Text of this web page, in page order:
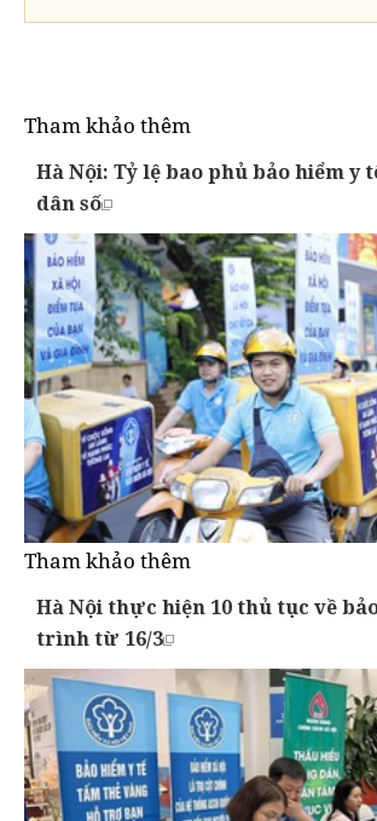
Tham khảo thêm
Hà Nội: Tỷ lệ bao phủ bảo hiểm y
dân số
Tham khảo thêm
Hà Nội thực hiện 10 thủ tục về
trình từ 16/3